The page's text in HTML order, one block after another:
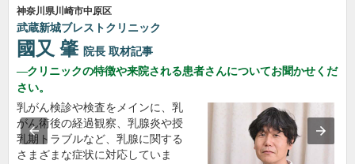
神奈川県川崎市中原区
武蔵新城ブレストクリニック
國又 肇 院長 取材記事
クリニックの特徴や来院される患者さんについてお聞かせくだ
さい。
乳がん検診や検査をメインに、乳
がん術後の経過観察、乳腺炎や授
乳期トラブルなど、乳腺に関する
さまざまな症状に対応していま